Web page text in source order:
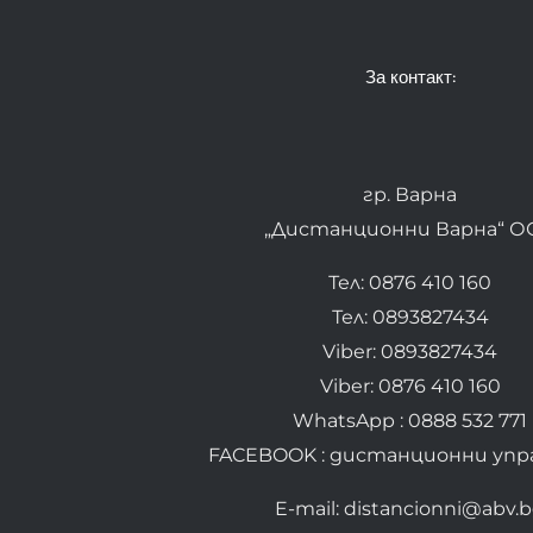
За контакт:
гр. Варна
„Дистанционни Варна“
Тел: 0876 410 160
Тел: 0893827434
Viber: 0893827434
Viber: 0876 410 160
WhatsApp : 0888 532 771
FACEBOOK : дистанционни
E-mail: